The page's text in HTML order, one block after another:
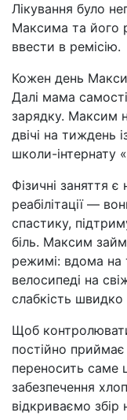
Лікування було
Максима та його
ввести в ремісію.
Кожен день
Далі мама
зарядку. Максим
двічі на тиждень
школи-інтернату
Фізичні заняття
реабілітації —
спастику,
біль. Максим
режимі: вдома на
велосипеді на
слабкість
Щоб
постійно
переносить саме
забезпечення
відкриваємо збір